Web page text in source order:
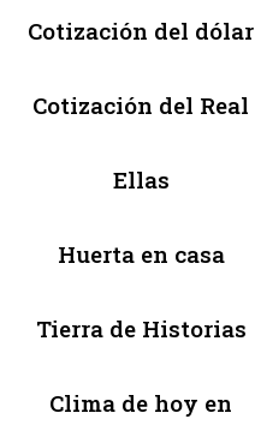
Cotización del dólar
Cotización del Real
Ellas
Huerta en casa
Tierra de Historias
Clima de hoy en